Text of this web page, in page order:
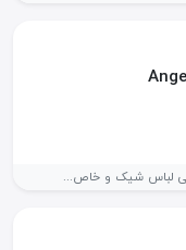
لباس شیک و خاص...